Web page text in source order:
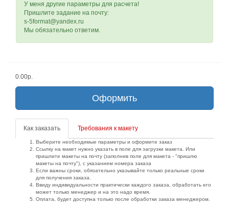
У меня другие параметры для расчета!
Пришлите задание на почту:
s-5format@yandex.ru
Мы обязательно ответим.
0.00р.
Оформить
Как заказать Требования к макету
Выберите необходимые параметры и оформите заказ
Ссылку на макет нужно указать в поле для загрузки макета. Или
пришлите макеты на почту (заполнив поле для макета - "пришлю
макеты на почту"), с указанием номера заказа
Если важны сроки, обязательно указывайте только реальные сроки
для получения заказа.
Ввиду индивидуальности практически каждого заказа, обработать его
может только менеджер и на это надо время.
Оплата, будет доступна только после обработки заказа менеджером.